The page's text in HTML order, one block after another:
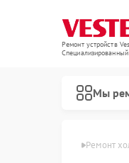
Ремонт устройств
Мы
в Ростове-на-Дону Ремонт